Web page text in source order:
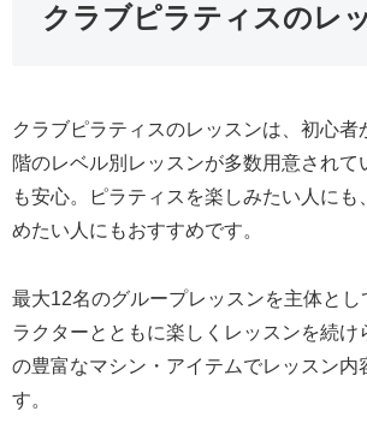
クラブピラティスのレ
クラブピラティスのレッスンは、初心者
階のレベル別レッスンが多数用意されて
も安心。ピラティスを楽しみたい人にも
めたい人にもおすすめです。
最大12名のグループレッスンを主体とし
ラクターとともに楽しくレッスンを続け
の豊富なマシン・アイテムでレッスン内
す。